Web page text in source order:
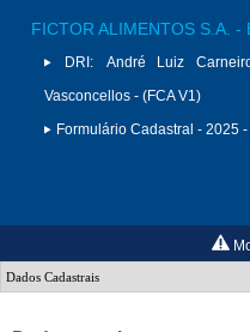
FICTOR ALIMENTOS S.A. -
DRI:
André Luiz
Vasconcellos - (FCA V1)
Formulário Cadastral - 2025